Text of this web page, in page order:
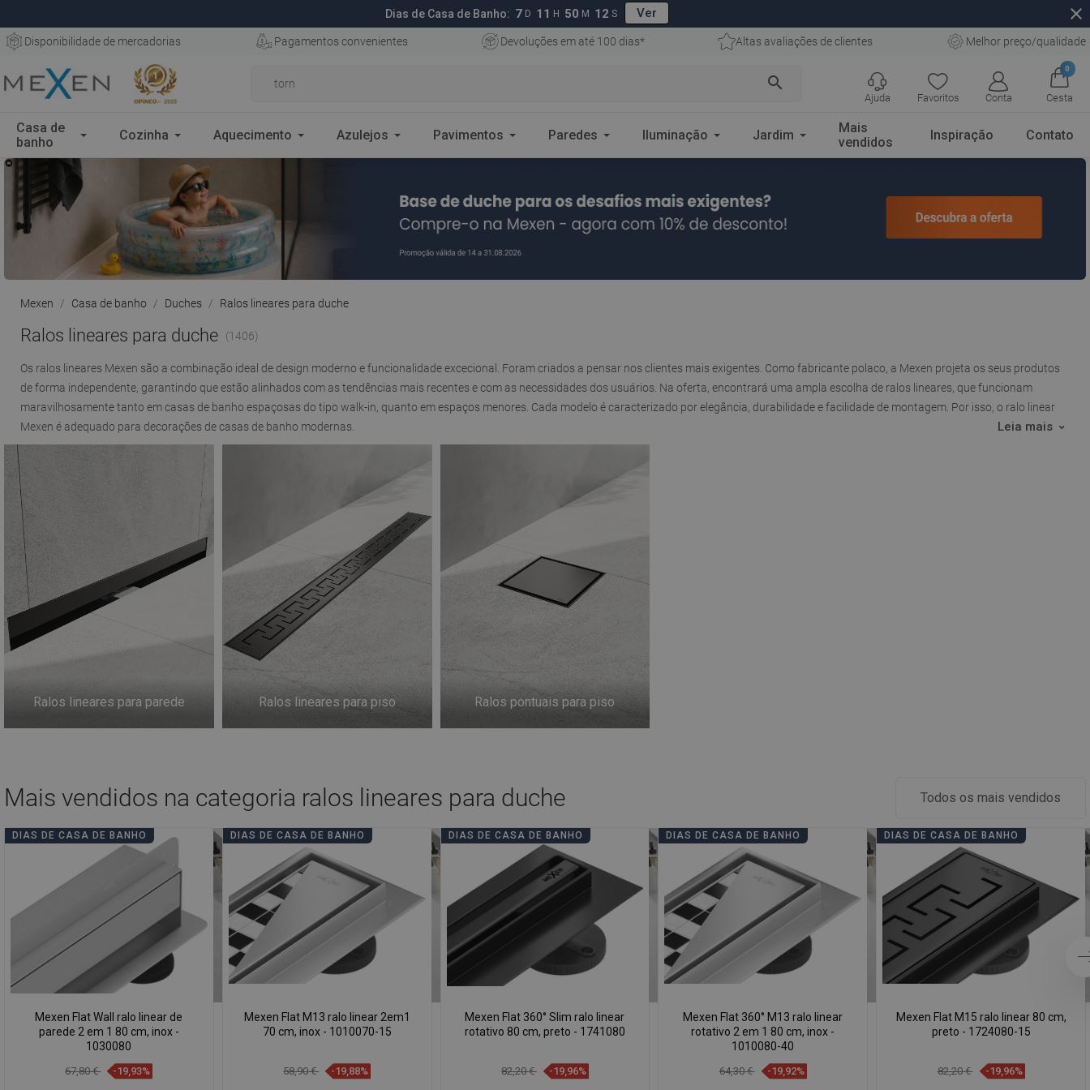
Dias de Casa de Banho: 7 D 11 H 50 M 10 S Ver close
Disponibilidade de mercadorias Pagamentos convenientes Devoluções em até 100 dias* Altas avaliações de clientes Melhor preço/qualidade
search
Favoritos Conta
0
Cesta
Ajuda
Casa de
banho
Cozinha Aquecimento Azulejos Pavimentos Paredes Iluminação Jardim
Mais
vendidos
Inspiração Contato
Mexen Casa de banho Duches Ralos lineares para duche
Ralos lineares para duche (1406)
Os ralos lineares Mexen são a combinação ideal de design moderno e funcionalidade excecional. Foram criados a pensar nos clientes mais exigentes. Como fabricante polaco, a Mexen projeta os seus produtos
de forma independente, garantindo que estão alinhados com as tendências mais recentes e com as necessidades dos usuários. Na oferta, encontrará uma ampla escolha de ralos lineares , que funcionam
maravilhosamente tanto em casas de banho espaçosas do tipo walk-in, quanto em espaços menores. Cada modelo é caracterizado por elegância, durabilidade e facilidade de montagem. Por isso, o ralo linear
Mexen é adequado para decorações de casas de banho modernas.
Leia mais
Ralos lineares para parede Ralos lineares para piso Ralos pontuais para piso
Mais vendidos na categoria ralos lineares para duche Todos os mais vendidos
DIAS DE CASA DE BANHO
Mexen Flat Wall ralo linear de
parede 2 em 1 80 cm, inox -
1030080
67,80 € -19,93%
DIAS DE CASA DE BANHO
Mexen Flat M13 ralo linear 2em1
70 cm, inox - 1010070-15
58,90 € -19,88%
DIAS DE CASA DE BANHO
Mexen Flat 360° Slim ralo linear
rotativo 80 cm, preto - 1741080
82,20 € -19,96%
DIAS DE CASA DE BANHO
Mexen Flat 360° M13 ralo linear
rotativo 2 em 1 80 cm, inox -
1010080-40
64,30 € -19,92%
DIAS DE CASA DE BANHO
Mexen Flat M15 ralo linear 80 cm,
preto - 1724080-15
82,20 € -19,96%